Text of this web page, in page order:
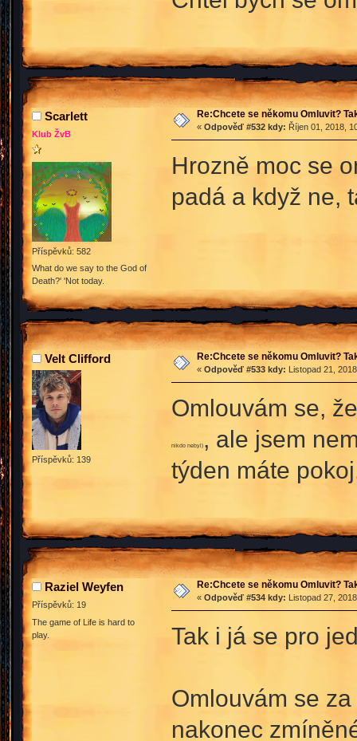
Scarlett
Klub ŽvB
Příspěvků: 582
What do we say to the God of
Death?' 'Not today.
Re:Chcete se někomu Omluvit?
« Odpověď #532 kdy: Říjen 01, 2018,
Hrozně moc se
padá a když ne,
Velt Clifford
Příspěvků: 139
Re:Chcete se někomu Omluvit?
« Odpověď #533 kdy: Listopad 21,
Omlouvám se,
nikdo nebyl), ale jsem
týden máte
Raziel Weyfen
Příspěvků: 19
The game of Life is hard to
play.
Re:Chcete se někomu Omluvit?
« Odpověď #534 kdy: Listopad 27,
Tak i já se pro
Omlouvám se
nakonec